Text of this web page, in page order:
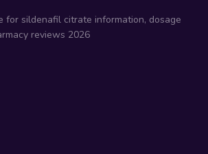
for sildenafil citrate information, dosage
reviews 2026